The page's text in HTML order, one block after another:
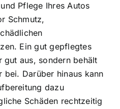
Pflege Ihres Autos
Schmutz,
Ein gut gepflegtes
gut aus, sondern behält
bei. Darüber hinaus kann
dazu
Schäden rechtzeitig